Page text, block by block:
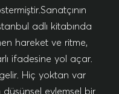
adlı kitabında
hareket ve ritme,
ifadesine yol açar.
Hiç yoktan var
eylemsel bir